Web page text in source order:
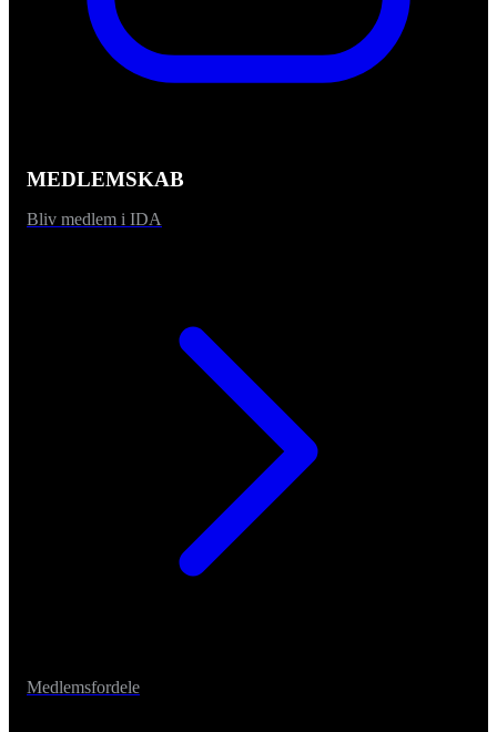
MEDLEMSKAB
Bliv medlem i IDA
Medlemsfordele